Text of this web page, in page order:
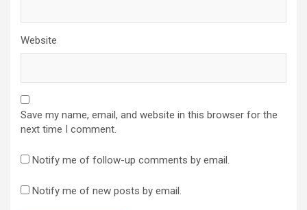
Website
Save my name, email, and website in this browser for the
next time I comment.
Notify me of follow-up comments by email.
Notify me of new posts by email.